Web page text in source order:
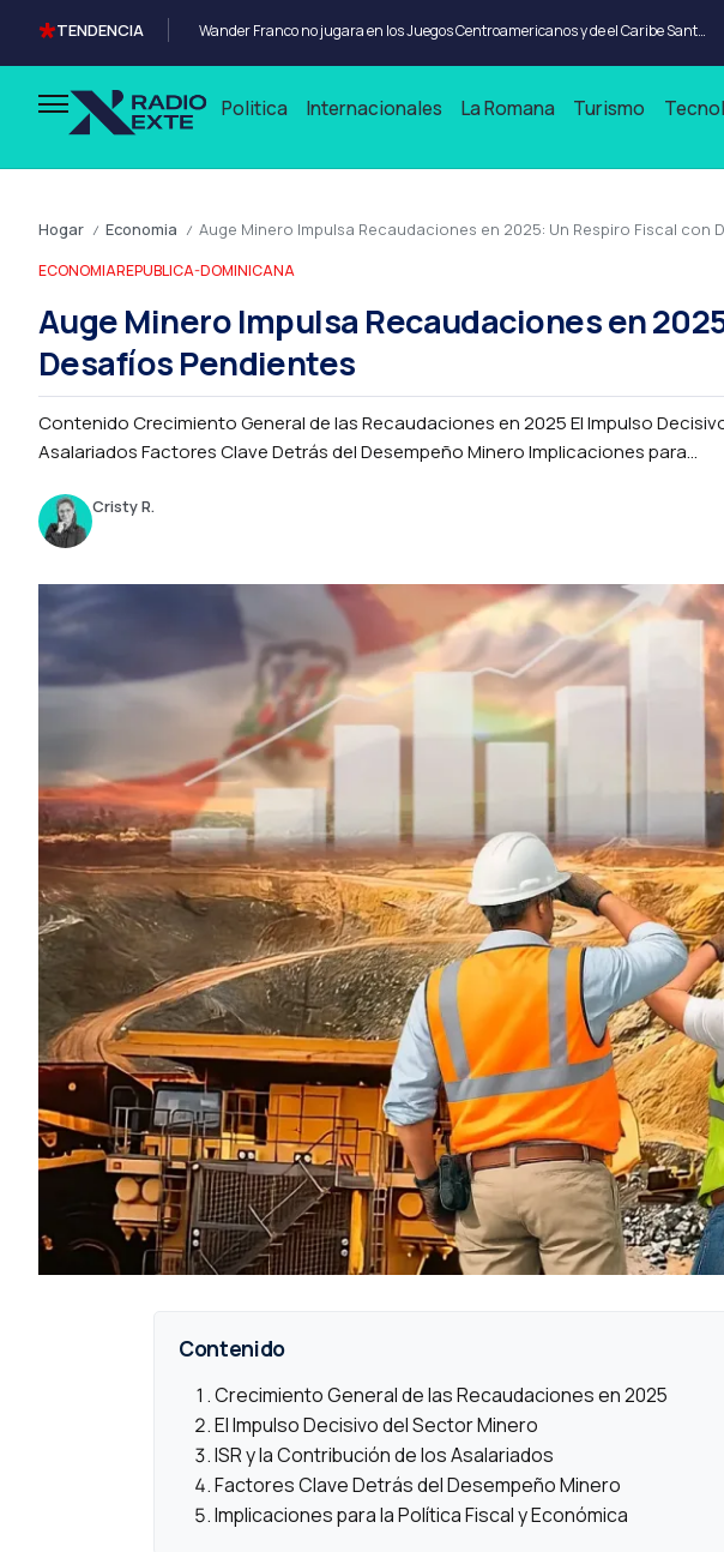
TENDENCIA Wander Franco no jugara en los Juegos Centroamericanos y de el Caribe Santo Domingo 2026
Politica Internacionales La Romana Turismo
Hogar / Economia / Auge Minero Impulsa Recaudaciones en 2025: Un Respiro Fiscal con
ECONOMIAREPUBLICA-DOMINICANA
Auge Minero Impulsa Recaudaciones en
Desafíos Pendientes
Contenido Crecimiento General de las Recaudaciones en 2025 El Impulso
Asalariados Factores Clave Detrás del Desempeño Minero Implicaciones para...
Cristy R.
Contenido
Crecimiento General de las Recaudaciones en 2025
El Impulso Decisivo del Sector Minero
ISR y la Contribución de los Asalariados
Factores Clave Detrás del Desempeño Minero
Implicaciones para la Política Fiscal y Económica